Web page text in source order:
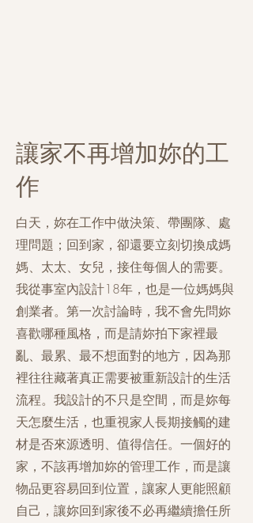
讓家不再增加妳的工
作
白天，妳在工作中做決策、帶團隊、處
理問題；回到家，卻還要立刻切換成媽
媽、太太、女兒，接住每個人的需要。
我從事室內設計18年，也是一位媽媽與
創業者。第一次討論時，我不會先問妳
喜歡哪種風格，而是請妳拍下家裡最
亂、最累、最不想面對的地方，因為那
裡往往藏著真正需要被重新設計的生活
流程。我設計的不只是空間，而是妳每
天怎麼生活，也重視家人長期接觸的建
材是否來源透明、值得信任。一個好的
家，不該再增加妳的管理工作，而是讓
物品更容易回到位置，讓家人更能照顧
自己，讓妳回到家後不必再繼續擔任所